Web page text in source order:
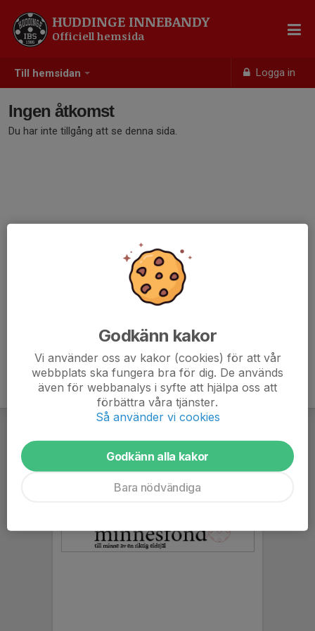
Till hemsidan Logga in
HUDDINGE INNEBANDY
Officiell hemsida
Ingen åtkomst
Du har inte tillgång att se denna sida.
Godkänn kakor
Vi använder oss av kakor (cookies) för att vår
webbplats ska fungera bra för dig. De används
även för webbanalys i syfte att hjälpa oss att
förbättra våra tjänster.
Så använder vi cookies
Godkänn alla kakor
Bara nödvändiga